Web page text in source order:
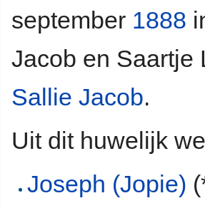
september 1888
Jacob en Saartje
Sallie Jacob.
Uit dit huwelijk
Joseph (Jopie)